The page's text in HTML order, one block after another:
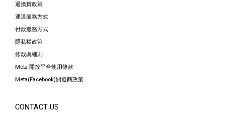
退換貨政策
運送服務方式
付款服務方式
隱私權政策
條款與細則
Meta 開放平台使用條款
Meta(Facebook)開發商政策
CONTACT US